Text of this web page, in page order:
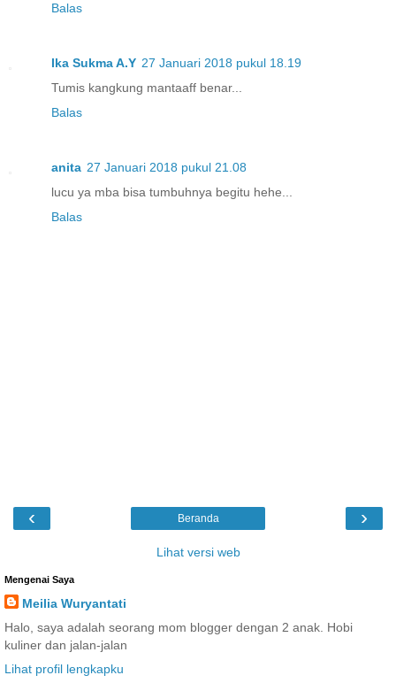
Balas
Ika Sukma A.Y 27 Januari 2018 pukul 18.19
Tumis kangkung mantaaff benar...
Balas
anita 27 Januari 2018 pukul 21.08
lucu ya mba bisa tumbuhnya begitu hehe...
Balas
‹ ›
Beranda
Lihat versi web
Mengenai Saya
Meilia Wuryantati
Halo, saya adalah seorang mom blogger dengan 2 anak. Hobi
kuliner dan jalan-jalan
Lihat profil lengkapku